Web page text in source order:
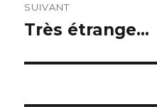
SUIVANT
Article
Très étrange…